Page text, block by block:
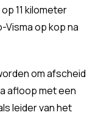
11 kilometer
Visma op kop na
om afscheid
afloop met een
leider van het